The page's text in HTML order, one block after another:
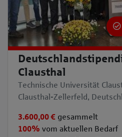
Clausthal
Technische Universität
Clausthal-Zellerfeld,
3.600,00 € gesammelt
100% vom aktuellen Bedarf